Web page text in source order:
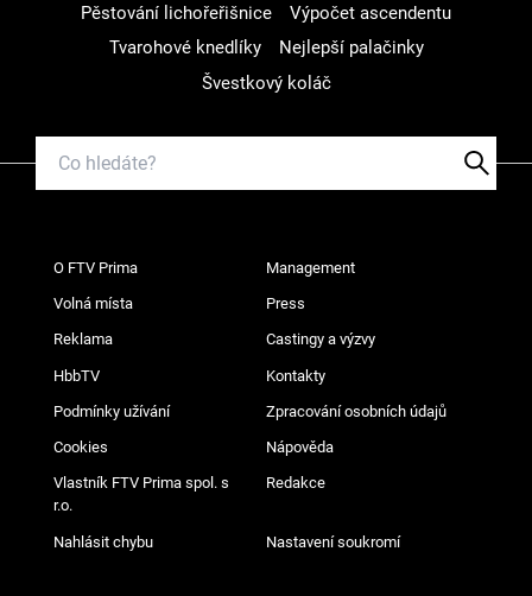
Pěstování lichořeřišnice
Výpočet ascendentu
Tvarohové knedlíky
Nejlepší palačinky
Švestkový koláč
O FTV Prima Management
Volná místa Press
Reklama Castingy a výzvy
HbbTV Kontakty
Podmínky užívání Zpracování osobních údajů
Cookies Nápověda
Vlastník FTV Prima spol. s
r.o.
Redakce
Nahlásit chybu Nastavení soukromí